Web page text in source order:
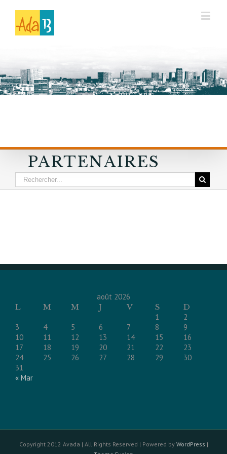
PARTENAIRES
août 2026
L
M M J V S
D
1
2
3
4 5 6 7 8
9
10
11 12 13 14 15
16
17
18 19 20 21 22
23
24
25 26 27 28 29
30
31
« Mar
Copyright 2012 Avada | All Rights Reserved | Powered by WordPress |